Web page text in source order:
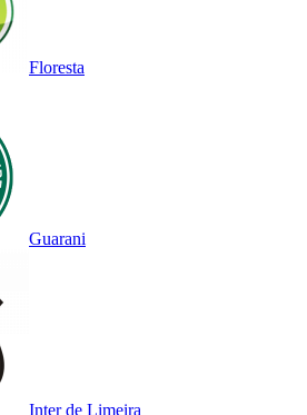
Floresta
Guarani
Inter de Limeira